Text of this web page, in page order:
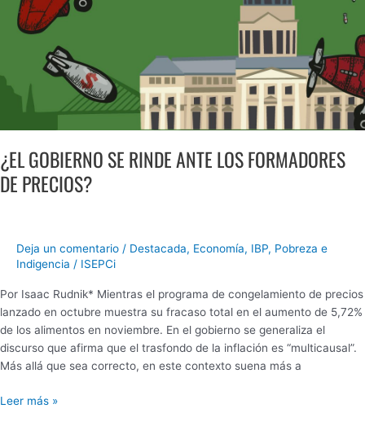
¿EL GOBIERNO SE RINDE ANTE LOS FORMADORES
DE PRECIOS?
Deja un comentario / Destacada, Economía, IBP, Pobreza e
Indigencia / ISEPCi
Por Isaac Rudnik* Mientras el programa de congelamiento de precios
lanzado en octubre muestra su fracaso total en el aumento de 5,72%
de los alimentos en noviembre. En el gobierno se generaliza el
discurso que afirma que el trasfondo de la inflación es “multicausal”.
Más allá que sea correcto, en este contexto suena más a
Leer más »